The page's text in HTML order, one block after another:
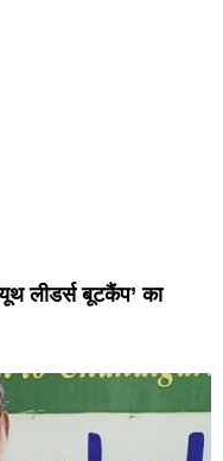
यूथ लीडर्स बूटकैंप’ का